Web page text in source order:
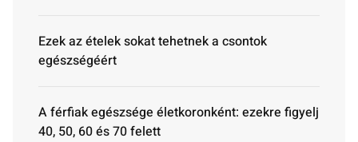
Ezek az ételek sokat tehetnek a csontok
egészségéért
A férfiak egészsége életkoronként: ezekre figyelj
40, 50, 60 és 70 felett